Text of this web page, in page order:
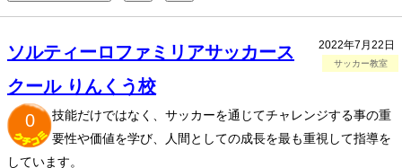
2022年7月22日
サッカー教室
ソルティーロファミリアサッカース
クール りんくう校
0
技能だけではなく、サッカーを通じてチャレンジする事の重
要性や価値を学び、人間としての成長を最も重視して指導を
しています。